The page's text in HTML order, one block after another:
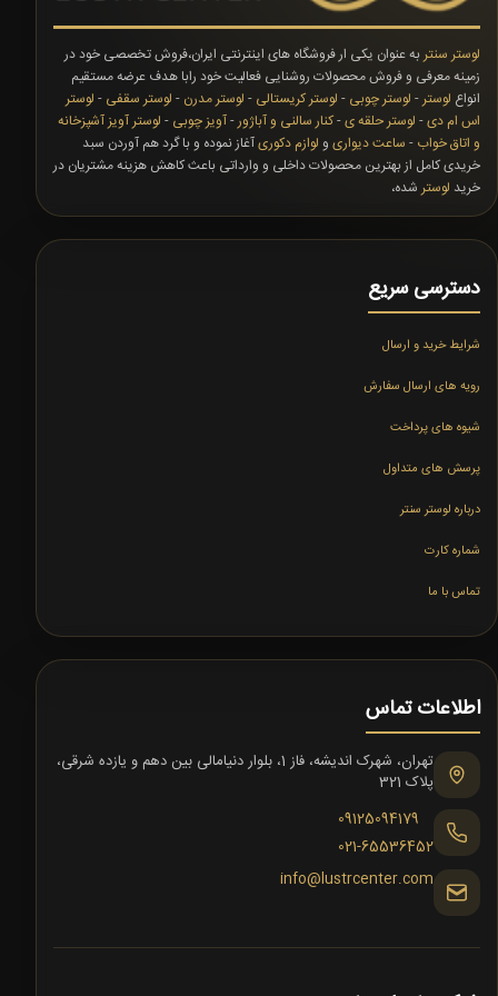
لوستر سنتر به عنوان یکی ار فروشگاه های اینترنتی ایران،فروش تخصصی خود در
زمینه معرفی و فروش محصولات روشنایی فعالیت خود رابا هدف عرضه مستقیم
انواع لوستر - لوستر چوبی - لوستر کریستالی - لوستر مدرن - لوستر سقفی - لوستر
اس ام دی- لوستر حلقه ی-کنار سالنی و آباژور-آویز چوبی - لوستر آویز آشپزخانه
و اتاق خواب - ساعت دیواری و لوازم دکوریآغاز نموده و با گرد هم آوردن سبد
خریدی کامل از بهترین محصولات داخلی و وارداتی باعث کاهش هزینه مشتریان در
خرید لوستر شده،
دسترسی سریع
شرایط خرید و ارسال
رویه های ارسال سفارش
شیوه های پرداخت
پرسش های متداول
درباره لوستر سنتر
شماره کارت
تماس با ما
اطلاعات تماس
تهران، شهرک اندیشه، فاز 1، بلوار دنیامالی بین دهم و یازده شرقی،
پلاک 321
09125094179
021-65536452
info@lustrcenter.com